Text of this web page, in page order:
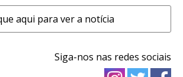
aqui para ver a notícia
Siga-nos nas redes sociais